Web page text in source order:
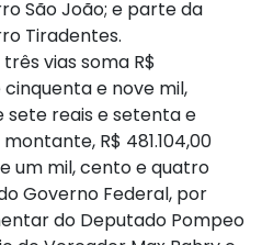
São João; e parte da
Tiradentes.
vias soma R$
e nove mil,
sete reais e setenta e
R$ 481.104,00
um mil, cento e quatro
Governo Federal, por
do Deputado Pompeo